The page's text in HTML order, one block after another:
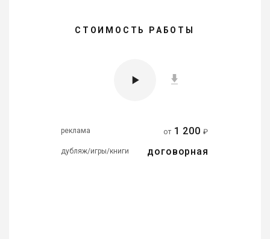
СТОИМОСТЬ РАБОТЫ
реклама от 1 200 ₽
дубляж/игры/книги договорная